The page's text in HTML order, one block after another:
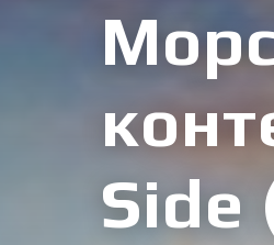
Side